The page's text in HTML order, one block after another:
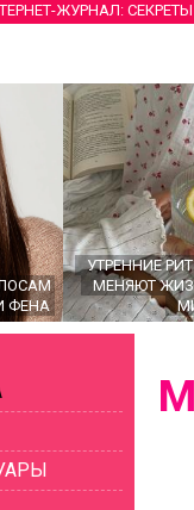
ЖУРНАЛ:
ФЕНА
УТРЕННИЕ
МЕНЯЮТ